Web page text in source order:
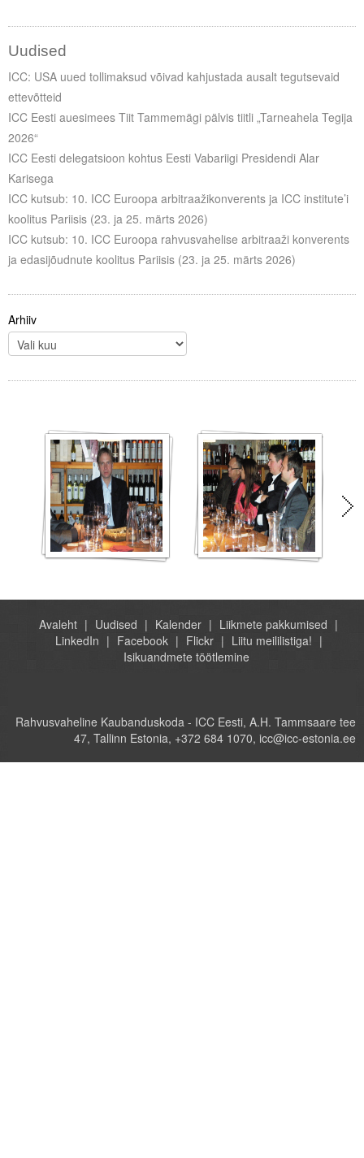
Abimaterjalid
Projektid
Uudised
ICC: USA uued tollimaksud võivad kahjustada ausalt tegutsevaid
ettevõtteid
ICC Eesti auesimees Tiit Tammemägi pälvis tiitli „Tarneahela Tegija
2026“
ICC Eesti delegatsioon kohtus Eesti Vabariigi Presidendi Alar
Karisega
ICC kutsub: 10. ICC Euroopa arbitraažikonverents ja ICC institute’i
koolitus Pariisis (23. ja 25. märts 2026)
ICC kutsub: 10. ICC Euroopa rahvusvahelise arbitraaži konverents
ja edasijõudnute koolitus Pariisis (23. ja 25. märts 2026)
Arhiiv
Avaleht Uudised Kalender
Liikmete pakkumised
LinkedIn
Facebook Flickr
Liitu meililistiga!
Isikuandmete töötlemine
Rahvusvaheline Kaubanduskoda - ICC Eesti, A.H. Tammsaare tee
47, Tallinn Estonia, +372 684 1070, icc@icc-estonia.ee